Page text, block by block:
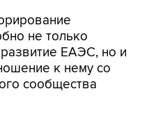
не только
ЕАЭС, но и
к нему со
сообщества